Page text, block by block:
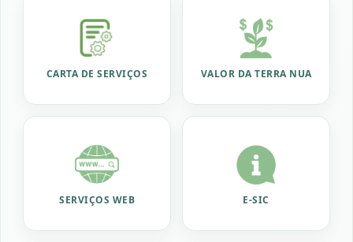
CARTA DE SERVIÇOS VALOR DA TERRA NUA
SERVIÇOS WEB E-SIC